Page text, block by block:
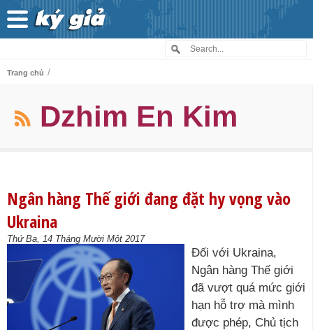
Trang chủ /
Dzhim En Kim
Ngân hàng Thế giới đang đặt hy vọng vào
Ukraina
Thứ Ba, 14 Tháng Mười Một 2017
Đối với Ukraina,
Ngân hàng Thế giới
đã vượt quá mức giới
hạn hỗ trợ mà mình
được phép, Chủ tịch